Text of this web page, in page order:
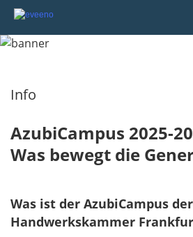
Info
AzubiCampus 2025-
Was bewegt die
Was ist der AzubiCampus der
Handwerkskammer